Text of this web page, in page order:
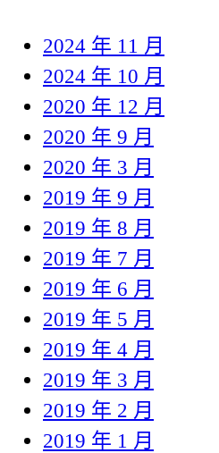
2024 年 11 月
2024 年 10 月
2020 年 12 月
2020 年 9 月
2020 年 3 月
2019 年 9 月
2019 年 8 月
2019 年 7 月
2019 年 6 月
2019 年 5 月
2019 年 4 月
2019 年 3 月
2019 年 2 月
2019 年 1 月